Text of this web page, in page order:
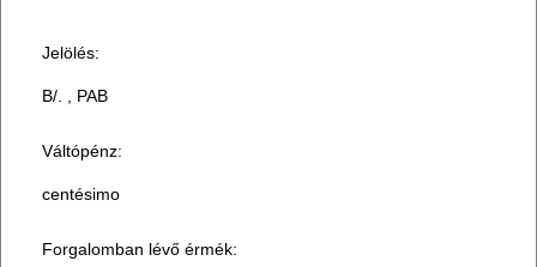
Jelölés:
B/. , PAB
Váltópénz:
centésimo
Forgalomban lévő érmék: